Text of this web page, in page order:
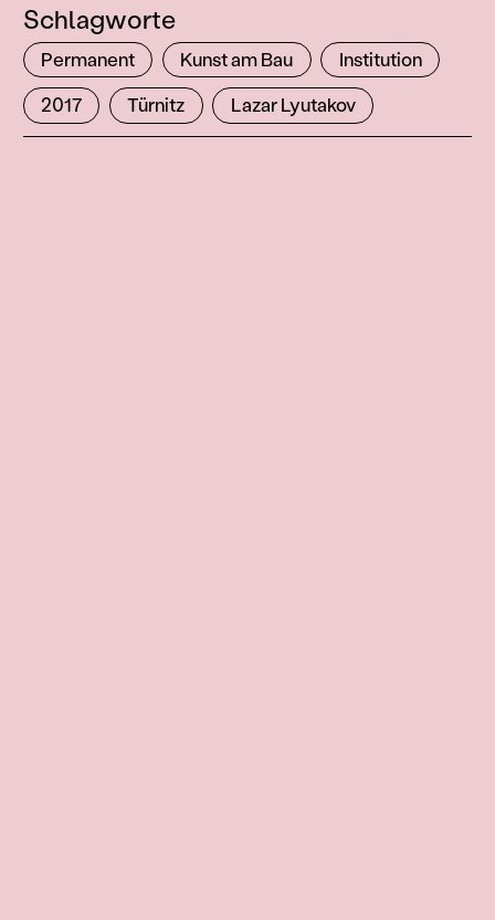
Schlagworte
Permanent Kunst am Bau
Institution
2017
Türnitz Lazar Lyutakov